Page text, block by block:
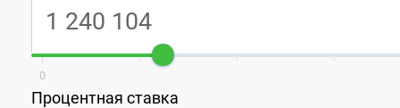
0
Процентная ставка